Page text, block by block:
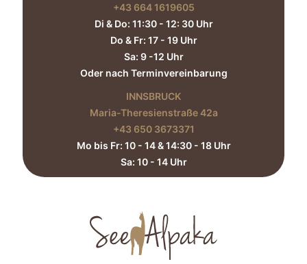
+43 664 1619605‬
Di & Do: 11:30 - 12: 30 Uhr
Do & Fr: 17 - 19 Uhr
Sa: 9 -12 Uhr
Oder nach Terminvereinbarung
INNSBRUCK
Maria-Theresienstraße 42a
+43 650 3673371‬
Mo bis Fr: 10 - 14 & 14:30 - 18 Uhr
Sa: 10 - 14 Uhr​